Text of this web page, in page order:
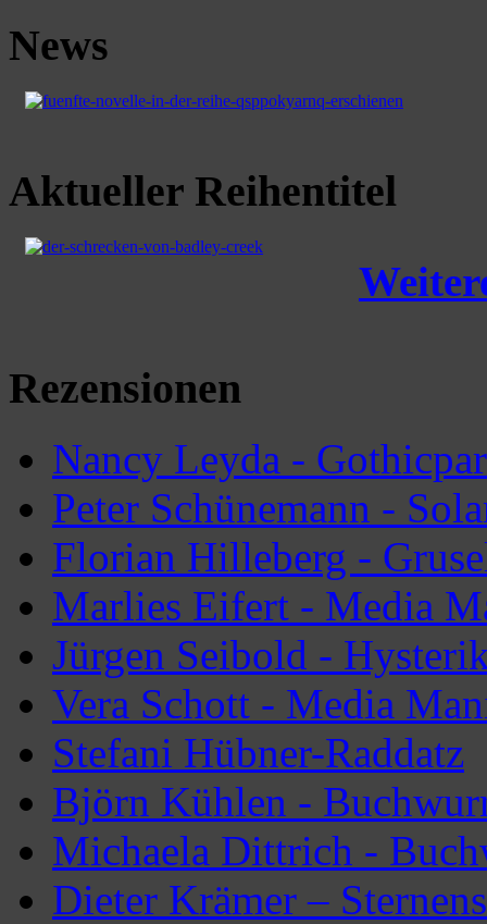
News
Aktueller Reihentitel
Rezensionen
Nancy Leyda -
Peter Schünemann -
Florian Hilleberg -
Marlies Eifert - Media
Jürgen Seibold -
Vera Schott - Media
Stefani Hübner-Raddatz
Björn Kühlen -
Michaela Dittrich -
Dieter Krämer –